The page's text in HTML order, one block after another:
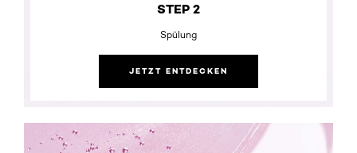
STEP 2
Spülung
JETZT ENTDECKEN